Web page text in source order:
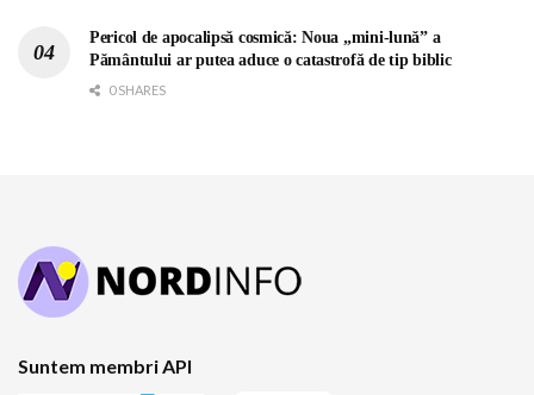
Pericol de apocalipsă cosmică: Noua „mini-lună” a
Pământului ar putea aduce o catastrofă de tip biblic
0 SHARES
Suntem membri API